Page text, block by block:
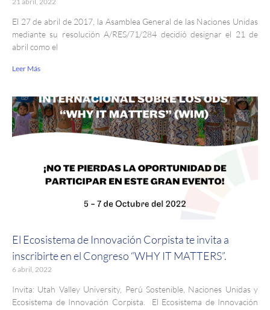
El 27 de abril de 2017, la Asamblea General de las Naciones Unidas
mediante su resolución A/RES/71/284 decidió designar el 21 de
abril como el
Leer Más
El Ecosistema de Innovación Corpista te invita a
inscribirte en el Congreso “WHY IT MATTERS”.
6 abril, 2022
Invita: Utah Valley University, Perú Sostenible, Naciones Unidas y
Ecosistema de Innovación Corpista. El Ecosistema de Innovación